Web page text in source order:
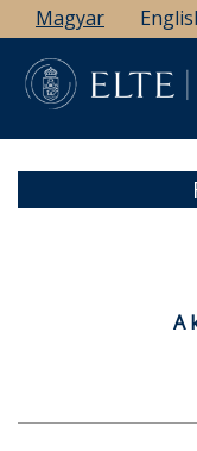
Ugrás
a
tartalomra
Magyar
A